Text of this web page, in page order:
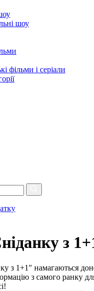
шоу
фільми і серіали
з
з 1+1" намагаються
з самого ранку